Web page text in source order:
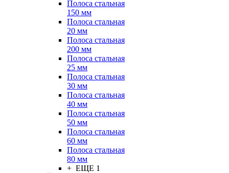
Полоса стальная
150 мм
Полоса стальная
20 мм
Полоса стальная
200 мм
Полоса стальная
25 мм
Полоса стальная
30 мм
Полоса стальная
40 мм
Полоса стальная
50 мм
Полоса стальная
60 мм
Полоса стальная
80 мм
+ ЕЩЕ 1